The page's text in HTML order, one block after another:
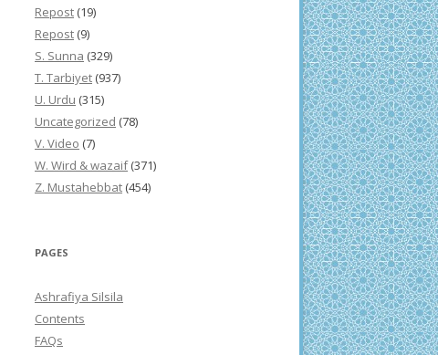
Repost (19)
Repost (9)
S. Sunna (329)
T. Tarbiyet (937)
U. Urdu (315)
Uncategorized (78)
V. Video (7)
W. Wird & wazaif(371)
Z. Mustahebbat (454)
PAGES
Ashrafiya Silsila
Contents
FAQs